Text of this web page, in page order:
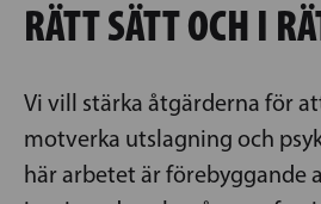
RÄTT SÄTT OCH I
Vi vill stärka åtgärderna för
motverka utslagning och
här arbetet är förebyggande